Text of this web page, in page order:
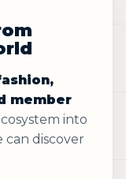
member
into
discover